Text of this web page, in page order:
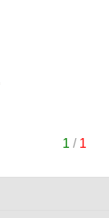
1 / 1